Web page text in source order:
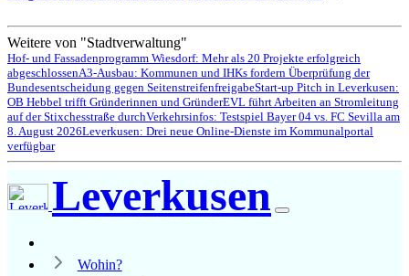
Weitere von "Stadtverwaltung"
Hof- und Fassadenprogramm Wiesdorf: Mehr als 20 Projekte erfolgreich
abgeschlossenA3-Ausbau: Kommunen und IHKs fordern Überprüfung der
Bundesentscheidung gegen SeitenstreifenfreigabeStart-up Pitch in Leverkusen:
OB Hebbel trifft Gründerinnen und GründerEVL führt Arbeiten an Stromleitung
auf der Stixchesstraße durchVerkehrsinfos: Testspiel Bayer 04 vs. FC Sevilla am
8. August 2026Leverkusen: Drei neue Online-Dienste im Kommunalportal
verfügbar
Leverkusen
Wohin?